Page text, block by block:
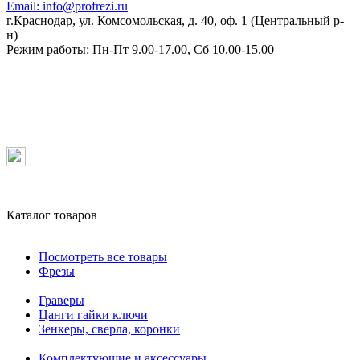
Email: info@profrezi.ru
г.Краснодар, ул. Комсомольская, д. 40, оф. 1 (Центральный р-
н)
Режим работы: Пн-Пт 9.00-17.00, Сб 10.00-15.00
Каталог товаров
Посмотреть все товары
Фрезы
Граверы
Цанги гайки ключи
Зенкеры, сверла, коронки